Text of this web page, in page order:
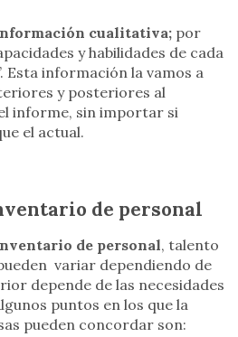
cualitativa; por
y habilidades de cada
Esta información la vamos a
y posteriores al
informe, sin importar si
el actual.
de personal
de personal, talento
variar dependiendo de
depende de las necesidades
puntos en los que la
pueden concordar son: